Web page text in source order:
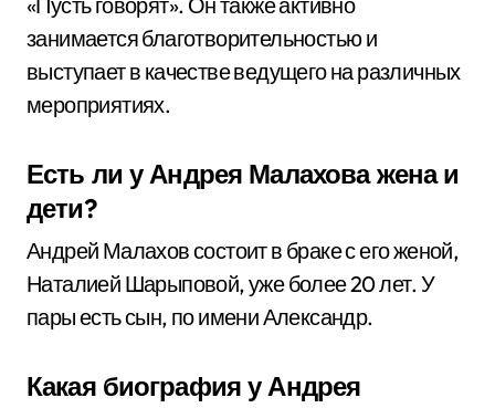
занимается благотворительностью и
выступает в качестве ведущего на различных
мероприятиях.
Есть ли у Андрея Малахова жена и
дети?
Андрей Малахов состоит в браке с его женой,
Наталией Шарыповой, уже более 20 лет. У
пары есть сын, по имени Александр.
Какая биография у Андрея